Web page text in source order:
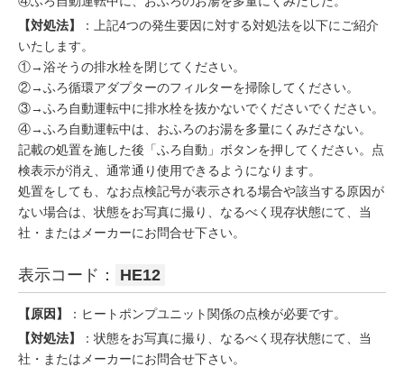
【対処法】
：上記4つの発生要因に対する対処法を以下にご紹介
いたします。
①→浴そうの排水栓を閉じてください。
②→ふろ循環アダプターのフィルターを掃除してください。
③→ふろ自動運転中に排水栓を抜かないでくださいでください。
④→ふろ自動運転中は、おふろのお湯を多量にくみださない。
記載の処置を施した後「ふろ自動」ボタンを押してください。点
検表示が消え、通常通り使用できるようになります。
処置をしても、なお点検記号が表示される場合や該当する原因が
ない場合は、状態をお写真に撮り、なるべく現存状態にて、当
社・またはメーカーにお問合せ下さい。
表示コード： HE12
【原因】
：ヒートポンプユニット関係の点検が必要です。
【対処法】
：状態をお写真に撮り、なるべく現存状態にて、当
社・またはメーカーにお問合せ下さい。